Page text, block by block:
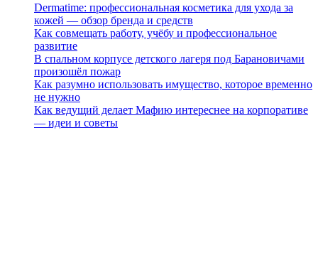
Dermatime: профессиональная косметика для ухода за
кожей — обзор бренда и средств
Как совмещать работу, учёбу и профессиональное
развитие
В спальном корпусе детского лагеря под Барановичами
произошёл пожар
Как разумно использовать имущество, которое временно
не нужно
Как ведущий делает Мафию интереснее на корпоративе
— идеи и советы